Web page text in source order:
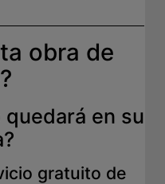
obra de
en su
gratuito de